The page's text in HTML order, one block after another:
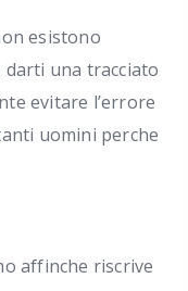
esistono
una tracciato
evitare l’errore
uomini perche
affinche riscrive